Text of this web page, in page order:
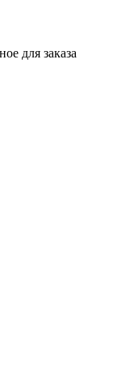
для заказа